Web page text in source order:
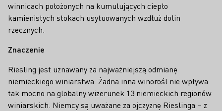
winnicach położonych na kumulujących ciepło
kamienistych stokach usytuowanych wzdłuż dolin
rzecznych.
Znaczenie
Riesling jest uznawany za najważniejszą odmianę
niemieckiego winiarstwa. Żadna inna winorośl nie wpływa
tak mocno na globalny wizerunek 13 niemieckich regionów
winiarskich. Niemcy są uważane za ojczyznę Rieslinga – z